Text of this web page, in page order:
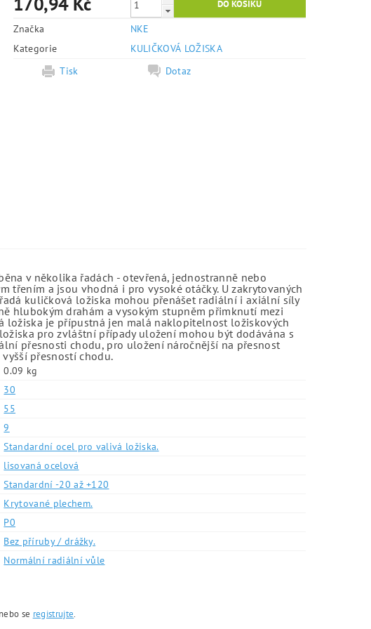
Značka
NKE
Kategorie
KULIČKOVÁ LOŽISKA
Tisk
Dotaz
v několika řadách - otevřená, jednostranně nebo
třením a jsou vhodná i pro vysoké otáčky. U zakrytovaných
kuličková ložiska mohou přenášet radiální i axiální síly
hlubokým drahám a vysokým stupněm přimknutí mezi
ložiska je přípustná jen malá naklopitelnost ložiskových
pro zvláštní případy uložení mohou být dodávána s
přesnosti chodu, pro uložení náročnější na přesnost
přesností chodu.
0.09 kg
30
55
9
Standardní ocel pro valivá ložiska.
lisovaná ocelová
Standardní -20 až +120
Krytované plechem.
P0
Bez příruby / drážky.
Normální radiální vůle
nebo se registrujte.